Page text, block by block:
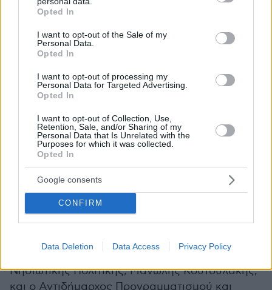
grant or deny consent to Google and its third-party tags to
use your data for below specified purposes in below Google
consent section.
Opted In
I want to opt-out of the Sale of my
Personal Data.
Opted In
I want to opt-out of processing my
Personal Data for Targeted Advertising.
Opted In
I want to opt-out of Collection, Use,
Retention, Sale, and/or Sharing of my
Personal Data that Is Unrelated with the
Purposes for which it was collected.
Opted In
Google consents
CONFIRM
Data Deletion Data Access Privacy Policy
Στο συνέδριο απηύθυναν χαιρετισμούς ο
Υφυπουργός Ναυτιλίας, Κώστας Κατσαφάδος,
ο νυν Πρύτανης Πανεπιστημίου Πειραιώς,
Μιχαήλ Σφακιανάκης, ο πρώην Πρύτανης
Πανεπιστημίου Πειραιώς, Καθηγητής Τμήματος
Διεθνών και Ευρωπαϊκών Σπουδών, Άγγελος
Κότιος, ο Γενικός Γραμματέας Αιγαίου και
Νησιωτικής Πολιτικής, Μανώλης Κουτουλάκης,
και ο Αντιδήμαρχος Προγραμματισμού και